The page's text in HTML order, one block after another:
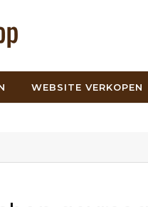
WEBSITE VERKOPEN